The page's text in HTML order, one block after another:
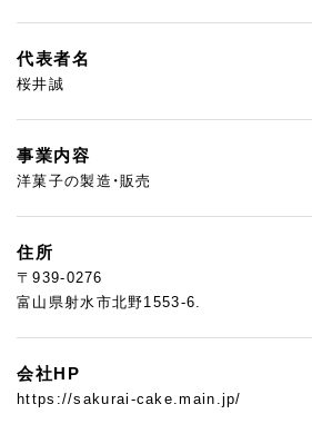
代表者名
桜井誠
事業内容
洋菓子の製造・販売
住所
〒939-0276
富山県射水市北野1553-6.
会社HP
https://sakurai-cake.main.jp/